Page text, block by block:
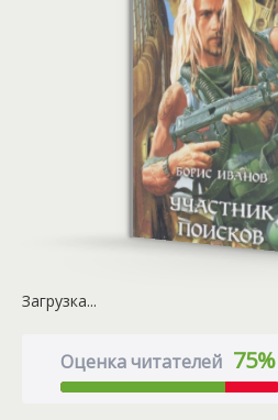
Загрузка...
Оценка читателей 75%